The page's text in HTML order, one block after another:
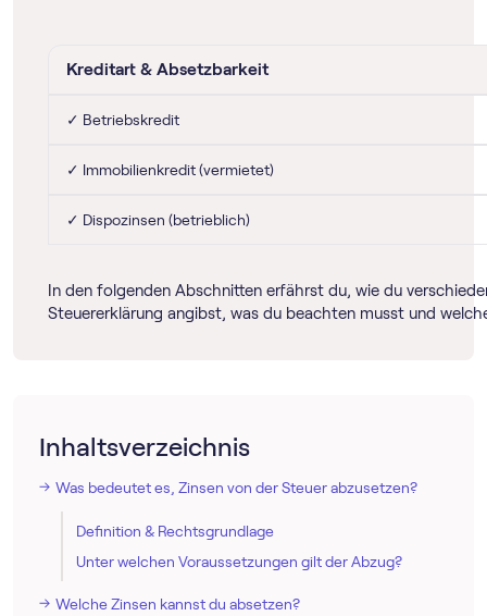
Kreditart & Absetzbarkeit
✓ Betriebskredit
✓ Immobilienkredit (vermietet)
✓ Dispozinsen (betrieblich)
In den folgenden Abschnitten erfährst du, wie du
Steuererklärung angibst, was du beachten musst und
Inhaltsverzeichnis
Was bedeutet es, Zinsen von der Steuer abzusetzen?
Definition & Rechtsgrundlage
Unter welchen Voraussetzungen gilt der Abzug?
Welche Zinsen kannst du absetzen?